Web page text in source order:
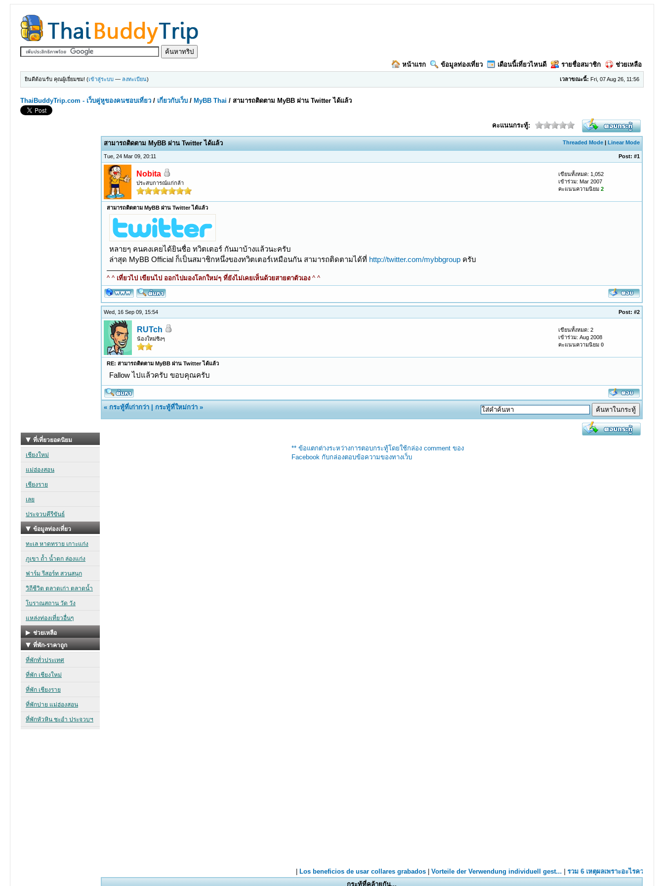
หน้าแรก ข้อมูลท่องเที่ยว เดือนนี้เที่ยวไหนดี รายชื่อสมาชิก ช่วยเหลือ
เวลาขณะนี้: Fri, 07 Aug 26, 11:56
ยินดีต้อนรับ คุณผู้เยี่ยมชม! (เข้าสู่ระบบ — ลงทะเบียน)
ThaiBuddyTrip.com - เว็บคู่หูของคนชอบเที่ยว / เกี่ยวกับเว็บ / MyBB Thai /สามารถติดตาม MyBB ผ่าน Twitter ได้แล้ว
คะแนนกระทู้:
Threaded Mode |Linear Mode
สามารถติดตาม MyBB ผ่าน Twitter ได้แล้ว
Tue, 24 Mar 09, 20:11 Post:#1
Nobita
ประสบการณ์แก่กล้า
เขียนทั้งหมด: 1,052
เข้าร่วม: Mar 2007
คะแนนความนิยม2
สามารถติดตาม MyBB ผ่าน Twitter ได้แล้ว
หลายๆ คนคงเคยได้ยินชื่อ ทวิตเตอร์ กันมาบ้างแล้วนะครับ
ล่าสุด MyBB Official ก็เป็นสมาชิกหนึ่งของทวิตเตอร์เหมือนกัน สามารถติดตามได้ที่ http://twitter.com/mybbgroup ครับ
^ ^ เที่ยวไป เขียนไป ออกไปมองโลกใหม่ๆ ที่ยังไม่เคยเห็นด้วยสายตาตัวเอง ^ ^
Wed, 16 Sep 09, 15:54 Post:#2
RUTch
น้องใหม่ซิงๆ
เขียนทั้งหมด: 2
เข้าร่วม: Aug 2008
คะแนนความนิยม0
RE: สามารถติดตาม MyBB ผ่าน Twitter ได้แล้ว
Fallow ไปแล้วครับ ขอบคุณครับ
«กระทู้ที่เก่ากว่า |กระทู้ที่ใหม่กว่า »
** ข้อแตกต่างระหว่างการตอบกระทู้โดยใช้กล่อง comment ของ
Facebook กับกล่องตอบข้อความของทางเว็บ
กระทู้ที่คล้ายกัน...